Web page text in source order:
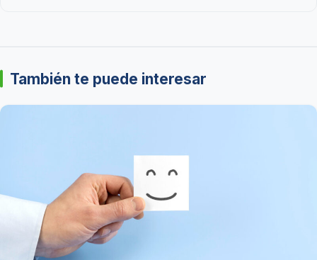
También te puede interesar